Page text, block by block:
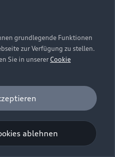
Act
allen Abbildungen auf dieser
grundlegende Funktionen
zur Verfügung zu stellen.
Sie in unsererCookie
Informationen
genutzt wird (z. B.
Diese Cookies
verwendet.
ablehnen